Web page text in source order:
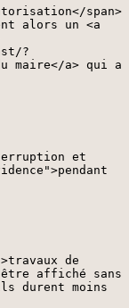
span>
alors un <a
?
maire</a> qui a
et
de
être affiché sans
durent moins